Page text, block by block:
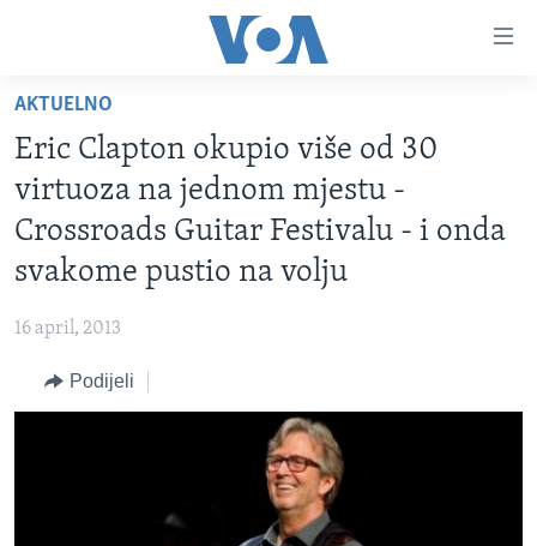
glavni
sadržaj
Pređi
na
glavnu
navigaciju
na
TV PROGRAM
FOTOGRAFIJE DANA
VIJESTI
BOSNA I HERCEGOVINA
SVIJET
SPECIJALNI PROJEKTI
KORUPCIJA
IZBJEGLIČKA STRANA
AKTUELNO
Eric Clapton okupio više od 30
virtuoza na jednom mjestu -
Crossroads Guitar Festivalu - i onda
svakome pustio na volju
16 april, 2013
Podijeli